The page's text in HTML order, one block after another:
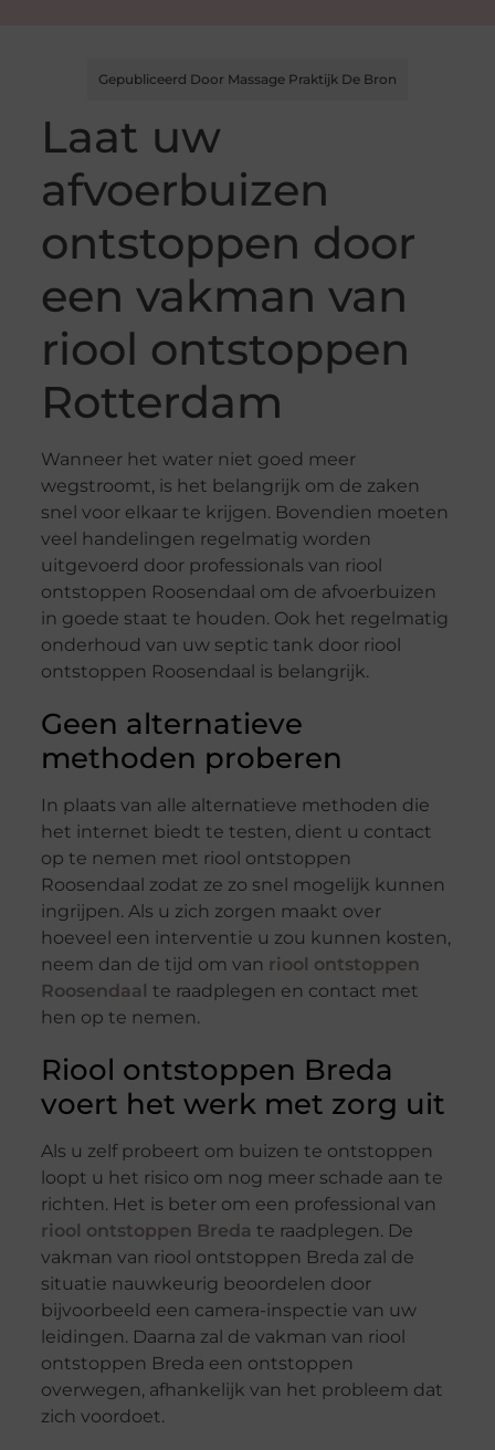
Gepubliceerd Door Massage Praktijk De Bron
Laat uw
afvoerbuizen
ontstoppen door
een vakman van
riool ontstoppen
Rotterdam
Wanneer het water niet goed meer
wegstroomt, is het belangrijk om de zaken
snel voor elkaar te krijgen. Bovendien moeten
veel handelingen regelmatig worden
uitgevoerd door professionals van riool
ontstoppen Roosendaal om de afvoerbuizen
in goede staat te houden. Ook het regelmatig
onderhoud van uw septic tank door riool
ontstoppen Roosendaal is belangrijk.
Geen alternatieve
methoden proberen
In plaats van alle alternatieve methoden die
het internet biedt te testen, dient u contact
op te nemen met riool ontstoppen
Roosendaal zodat ze zo snel mogelijk kunnen
ingrijpen. Als u zich zorgen maakt over
hoeveel een interventie u zou kunnen kosten,
neem dan de tijd om van riool ontstoppen
Roosendaal te raadplegen en contact met
hen op te nemen.
Riool ontstoppen Breda
voert het werk met zorg uit
Als u zelf probeert om buizen te ontstoppen
loopt u het risico om nog meer schade aan te
richten. Het is beter om een professional van
riool ontstoppen Breda te raadplegen. De
vakman van riool ontstoppen Breda zal de
situatie nauwkeurig beoordelen door
bijvoorbeeld een camera-inspectie van uw
leidingen. Daarna zal de vakman van riool
ontstoppen Breda een ontstoppen
overwegen, afhankelijk van het probleem dat
zich voordoet.